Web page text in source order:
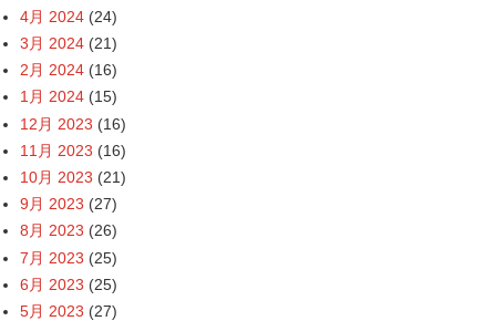
4月 2024 (24)
3月 2024 (21)
2月 2024 (16)
1月 2024 (15)
12月 2023 (16)
11月 2023 (16)
10月 2023 (21)
9月 2023 (27)
8月 2023 (26)
7月 2023 (25)
6月 2023 (25)
5月 2023 (27)